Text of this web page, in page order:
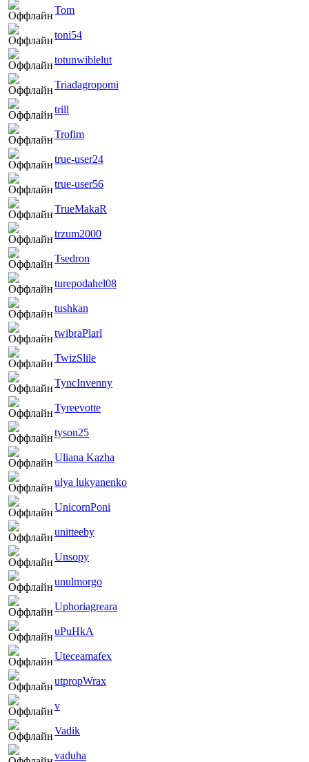
Tom
toni54
totunwiblelut
Triadagropomi
trill
Trofim
true-user24
true-user56
TrueMakaR
trzum2000
Tsedron
turepodahel08
tushkan
twibraPlarl
TwizSlile
TyncInvenny
Tyreevotte
tyson25
Uliana Kazha
ulya lukyanenko
UnicornPoni
unitteeby
Unsopy
unulmorgo
Uphoriagreara
uPuHkA
Uteceamafex
utpropWrax
v
Vadik
vaduha